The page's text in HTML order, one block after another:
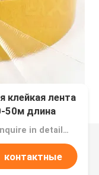
клейкая лента
50м длина
Цена：inquire in detailPlease contact us for quotation
контактные